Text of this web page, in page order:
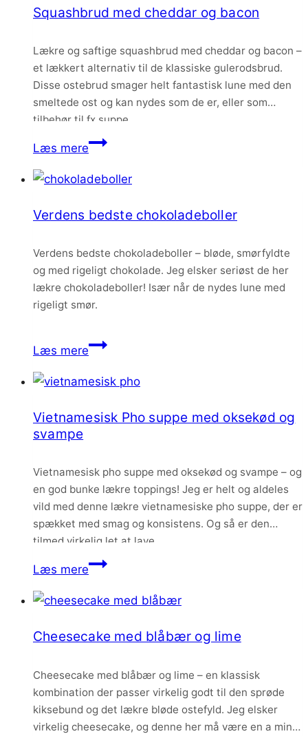
gær
og
uden
røremaskine
Squashbrud med cheddar og bacon
Lækre og saftige squashbrud med cheddar og bacon –
et lækkert alternativ til de klassiske gulerodsbrud.
Disse ostebrud smager helt fantastisk lune med den
smeltede ost og kan nydes som de er, eller som
tilbehør til fx suppe.
Læs mereSquashbrud
cheddar
bacon
Verdens bedste chokoladeboller
Verdens bedste chokoladeboller – bløde, smørfyldte
og med rigeligt chokolade. Jeg elsker seriøst de her
lækre chokoladeboller! Især når de nydes lune med
rigeligt smør.
Læs mereVerdens
chokoladeboller
Vietnamesisk Pho suppe med oksekød og
svampe
Vietnamesisk pho suppe med oksekød og svampe – og
en god bunke lækre toppings! Jeg er helt og aldeles
vild med denne lækre vietnamesiske pho suppe, der er
spækket med smag og konsistens. Og så er den
tilmed virkelig let at lave.
Læs mereVietnamesisk
suppe
oksekød
svampe
Cheesecake med blåbær og lime
Cheesecake med blåbær og lime – en klassisk
kombination der passer virkelig godt til den sprøde
kiksebund og det lækre bløde ostefyld. Jeg elsker
virkelig cheesecake, og denne her må være en a mine